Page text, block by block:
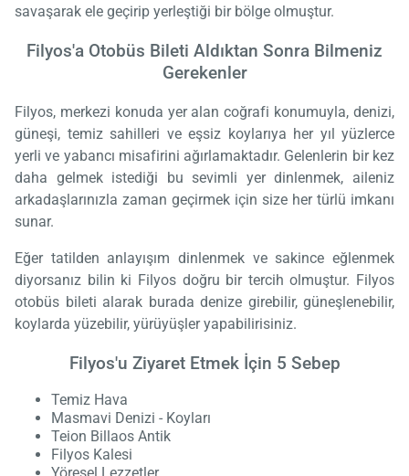
savaşarak ele geçirip yerleştiği bir bölge olmuştur.
Filyos'a Otobüs Bileti Aldıktan Sonra Bilmeniz
Gerekenler
Filyos, merkezi konuda yer alan coğrafi konumuyla, denizi,
güneşi, temiz sahilleri ve eşsiz koylarıya her yıl yüzlerce
yerli ve yabancı misafirini ağırlamaktadır. Gelenlerin bir kez
daha gelmek istediği bu sevimli yer dinlenmek, aileniz
arkadaşlarınızla zaman geçirmek için size her türlü imkanı
sunar.
Eğer tatilden anlayışım dinlenmek ve sakince eğlenmek
diyorsanız bilin ki Filyos doğru bir tercih olmuştur. Filyos
otobüs bileti alarak burada denize girebilir, güneşlenebilir,
koylarda yüzebilir, yürüyüşler yapabilirisiniz.
Filyos'u Ziyaret Etmek İçin 5 Sebep
Temiz Hava
Masmavi Denizi - Koyları
Teion Billaos Antik
Filyos Kalesi